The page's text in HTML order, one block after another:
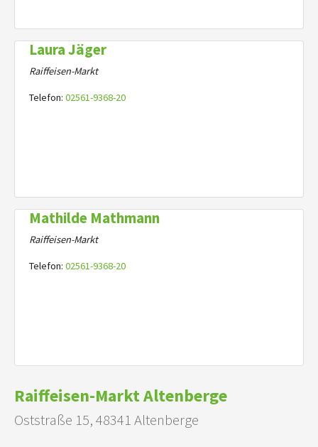
Laura Jäger
Raiffeisen-Markt
Telefon: 02561-9368-20
Mathilde Mathmann
Raiffeisen-Markt
Telefon: 02561-9368-20
Raiffeisen-Markt Altenberge
Oststraße 15, 48341 Altenberge